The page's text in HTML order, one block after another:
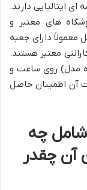
ایتالیایی دارند.
های معتبر و
دارای جعبه
معتبر هستند.
مدل) روی ساعت و
آن اطمینان حاصل
شامل چه
آن چقدر